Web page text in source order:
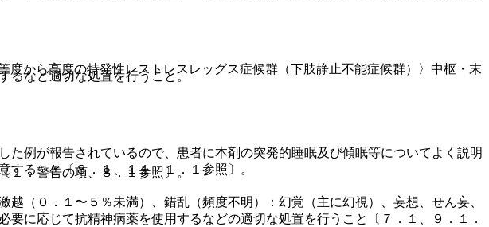
から高度の特発性レストレスレッグス症候群（下肢静止不能症候群）〉中枢・末
例が報告されているので、患者に本剤の突発的睡眠及び傾眠等についてよく説明
ること〔８．１、１１．１．１参照〕。
るなど適切な処置を行うこと。
．警告の項、８．１参照〕。
（０．１〜５％未満）、錯乱（頻度不明）：幻覚（主に幻視）、妄想、せん妄、
に応じて抗精神病薬を使用するなどの適切な処置を行うこと〔７．１、９．１．